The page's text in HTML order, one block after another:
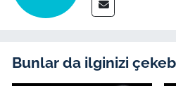
Bunlar da ilginizi